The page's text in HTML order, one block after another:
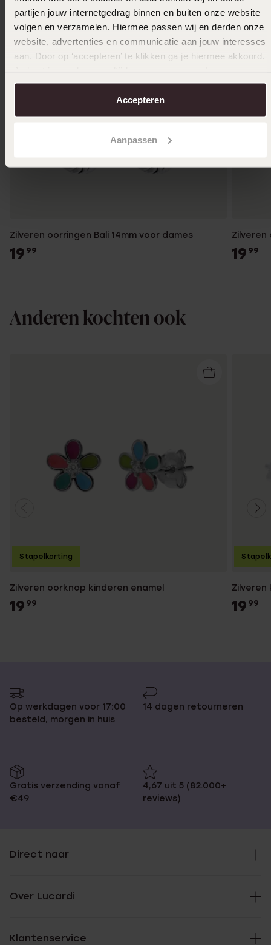
partijen jouw internetgedrag binnen en buiten onze website
volgen en verzamelen. Hiermee passen wij en derden onze
website, advertenties en communicatie aan jouw interesses
aan. Door op ‘accepteren’ te klikken ga je hiermee akkoord.
over in onscookiebeleid.
Accepteren
Aanpassen
Zilveren oorringen Bali 14mm voor dames
19 99
Zilveren
19 99
Anderen kochten ook
Zilveren oorknop kinderen enamel
19 99
Stapelkorting
19 99
Op werkdagen voor 17:00
besteld, morgen in huis
14 dagen retourneren
Gratis verzending vanaf
€49
4,67 uit 5 (82.000+
reviews)
Direct naar
Over Lucardi
Klantenservice